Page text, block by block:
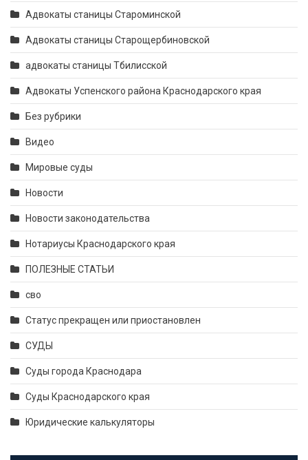
Адвокаты станицы Староминской
Адвокаты станицы Старощербиновской
адвокаты станицы Тбилисской
Адвокаты Успенского района Краснодарского края
Без рубрики
Видео
Мировые суды
Новости
Новости законодательства
Нотариусы Краснодарского края
ПОЛЕЗНЫЕ СТАТЬИ
сво
Статус прекращен или приостановлен
СУДЫ
Суды города Краснодара
Суды Краснодарского края
Юридические калькуляторы